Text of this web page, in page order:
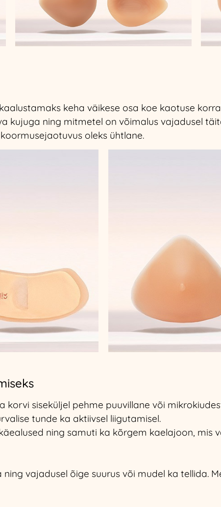
keha väikese osa koe kaotuse
kujuga ning mitmetel on võimalus vajadusel
oleks ühtlane.
korvi siseküljel pehme puuvillane või
tunde ka aktiivsel liigutamisel.
ning samuti ka kõrgem kaelajoon, mis
vajadusel õige suurus või mudel ka tellida.